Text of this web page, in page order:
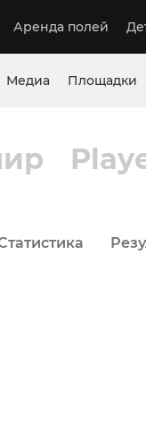
Аренда полей
Медиа Площадки